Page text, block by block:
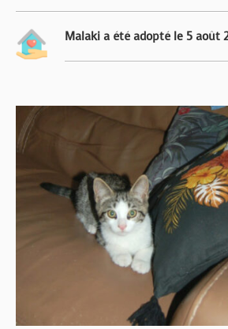
Malaki a été adopté le 5 août